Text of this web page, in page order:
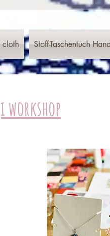
cloth Stoff-Taschentuch
workshop